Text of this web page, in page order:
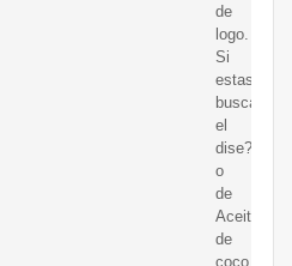
de
logo.
Si
estas
buscando
el
dise?
o
de
Aceite
de
coco